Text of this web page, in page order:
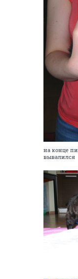
на конце
вывалился